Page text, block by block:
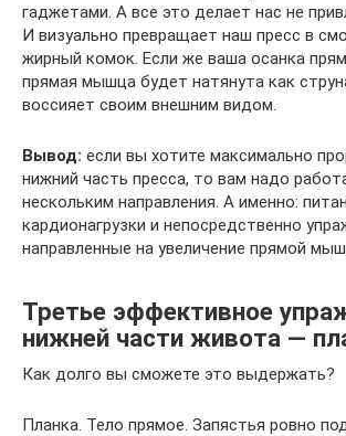
гаджетами. А все это делает нас не
И визуально превращает наш пресс в
жирный комок. Если же ваша осанка
прямая мышца будет натянута как
воссияет своим внешним видом.
Вывод: если вы хотите максимально
нижний часть пресса, то вам надо
нескольким направления. А именно:
кардионагрузки и непосредственно
направленные на увеличение прямой
Третье эффективное
нижней части живота —
Как долго вы сможете это выдержать?
Планка. Тело прямое. Запястья ровно